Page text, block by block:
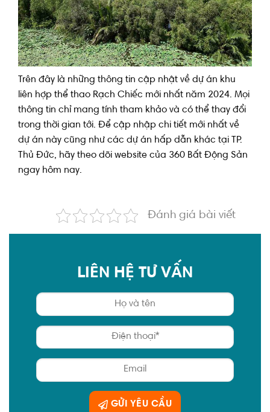
Trên đây là những thông tin cập nhật về dự án khu
liên hợp thể thao Rạch Chiếc mới nhất năm 2024. Mọi
thông tin chỉ mang tính tham khảo và có thể thay đổi
trong thời gian tới. Để cập nhập chi tiết mới nhất về
dự án này cũng như các dự án hấp dẫn khác tại TP.
Thủ Đức, hãy theo dõi website của 360 Bất Động Sản
ngay hôm nay.
Đánh giá bài viết
LIÊN HỆ TƯ VẤN
GỬI YÊU CẦU